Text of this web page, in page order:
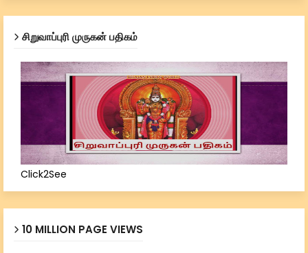
சிறுவாப்புரி முருகன் பதிகம்
Click2See
10 MILLION PAGE VIEWS